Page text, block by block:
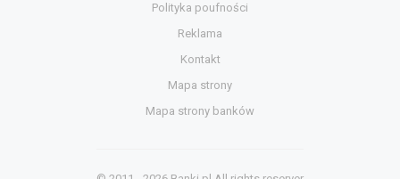
Polityka poufności
Reklama
Kontakt
Mapa strony
Mapa strony banków